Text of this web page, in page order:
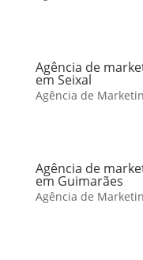
Agência de
em Seixal
Agência de
Agência de
em Guimarães
Agência de